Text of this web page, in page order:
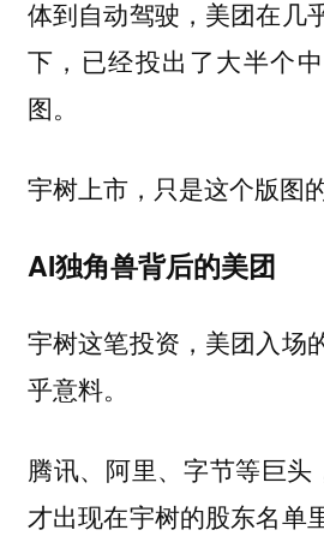
体到自动驾驶，美团在几
下，已经投出了大半个
图。
宇树上市，只是这个版图
AI独角兽背后的美团
宇树这笔投资，美团入场
乎意料。
腾讯、阿里、字节等巨头
才出现在宇树的股东名单